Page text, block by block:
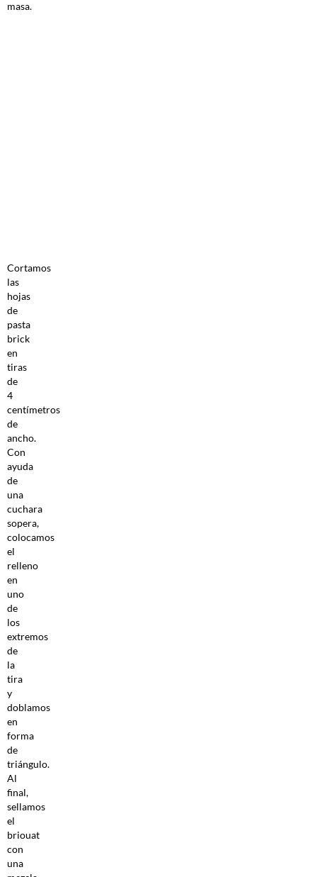
masa.
Cortamos
las
hojas
de
pasta
brick
en
tiras
de
4
centímetros
de
ancho.
Con
ayuda
de
una
cuchara
sopera,
colocamos
el
relleno
en
uno
de
los
extremos
de
la
tira
y
doblamos
en
forma
de
triángulo.
Al
final,
sellamos
el
briouat
con
una